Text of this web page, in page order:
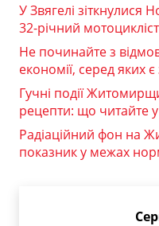
У Звягелі зіткнулися
32-річний
Не починайте з
економії, серед яких
Гучні події
рецепти: що читайте у
Радіаційний фон на
показник у межах